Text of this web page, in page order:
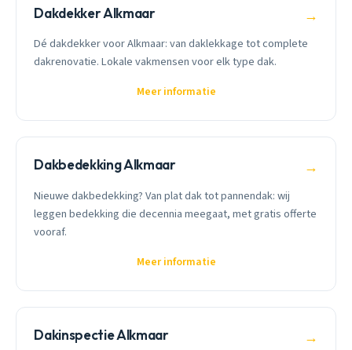
Dakdekker Alkmaar →
Dé dakdekker voor Alkmaar: van daklekkage tot complete
dakrenovatie. Lokale vakmensen voor elk type dak.
Meer informatie
Dakbedekking Alkmaar →
Nieuwe dakbedekking? Van plat dak tot pannendak: wij
leggen bedekking die decennia meegaat, met gratis offerte
vooraf.
Meer informatie
Dakinspectie Alkmaar →